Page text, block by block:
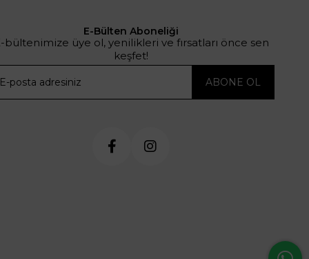
E-Bülten Aboneliği
bültenimize üye ol, yenilikleri ve fırsatları önce sen
keşfet!
ABONE OL